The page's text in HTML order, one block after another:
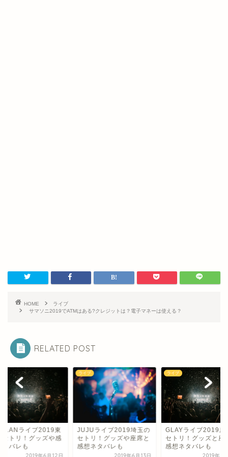
HOME
ライブ
サマソニ2019でATMはある?クレジットは？電子マネーは使える？
RELATED POST
ライブ2019東
セトリ！グッズや感
タバレも
ライブ
JUJUライブ2019埼玉の
セトリ！グッズや座席と
感想ネタバレも
ライブ
GLAYライブ2019広
セトリ！グッズと座
感想ネタバレも